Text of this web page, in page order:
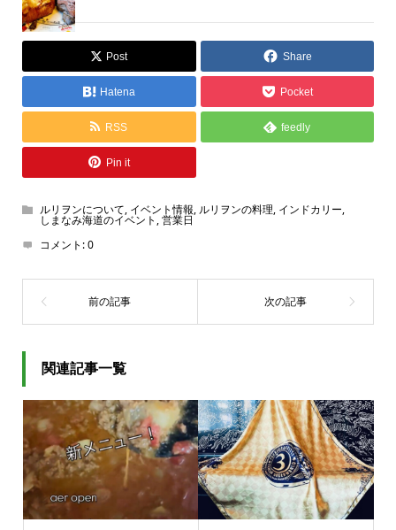
Post Share
Hatena Pocket
RSS feedly
Pin it
ルリヲンについて, イベント情報, ルリヲンの料理, インドカリー,
しまなみ海道のイベント ,営業日
コメント:0
関連記事一覧